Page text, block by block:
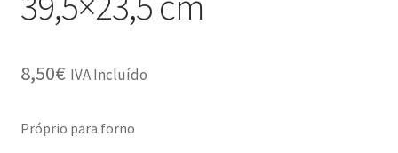
8,50€ IVA Incluído
Próprio para forno